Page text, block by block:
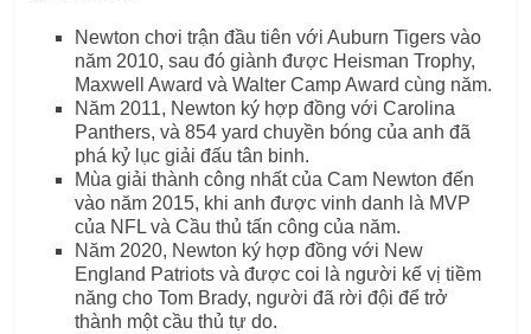
Newton chơi trận đầu tiên với Auburn Tigers vào
năm 2010, sau đó giành được Heisman Trophy,
Maxwell Award và Walter Camp Award cùng năm.
Năm 2011, Newton ký hợp đồng với Carolina
Panthers, và 854 yard chuyền bóng của anh đã
phá kỷ lục giải đấu tân binh.
Mùa giải thành công nhất của Cam Newton đến
vào năm 2015, khi anh được vinh danh là MVP
của NFL và Cầu thủ tấn công của năm.
Năm 2020, Newton ký hợp đồng với New
England Patriots và được coi là người kế vị tiềm
năng cho Tom Brady, người đã rời đội để trở
thành một cầu thủ tự do.